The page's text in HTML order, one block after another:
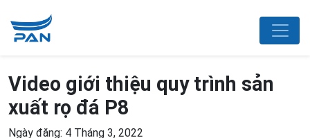
Video giới thiệu quy trình sản
xuất rọ đá P8
Ngày đăng: 4 Tháng 3, 2022